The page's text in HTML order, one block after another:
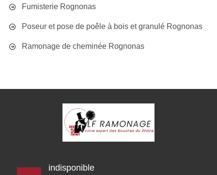
Fumisterie Rognonas
Poseur et pose de poêle à bois et granulé Rognonas
Ramonage de cheminée Rognonas
indisponible